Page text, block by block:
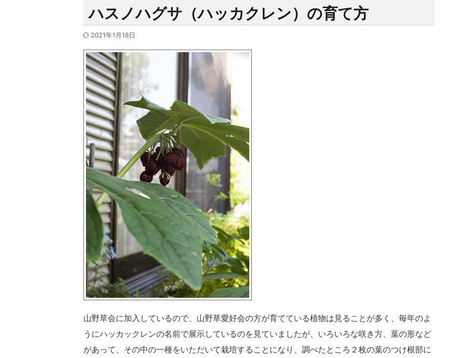
ハスノハグサ（ハッカクレン）の育て方
2021年1月18日
山野草会に加入しているので、山野草愛好会の方が育てている植物は見ることが多く、毎年のよ
うにハッカックレンの名前で展示しているのを見ていましたが、いろいろな咲き方、葉の形など
があって、その中の一種をいただいて栽培することになり、調べたところ２枚の葉のつけ根部に